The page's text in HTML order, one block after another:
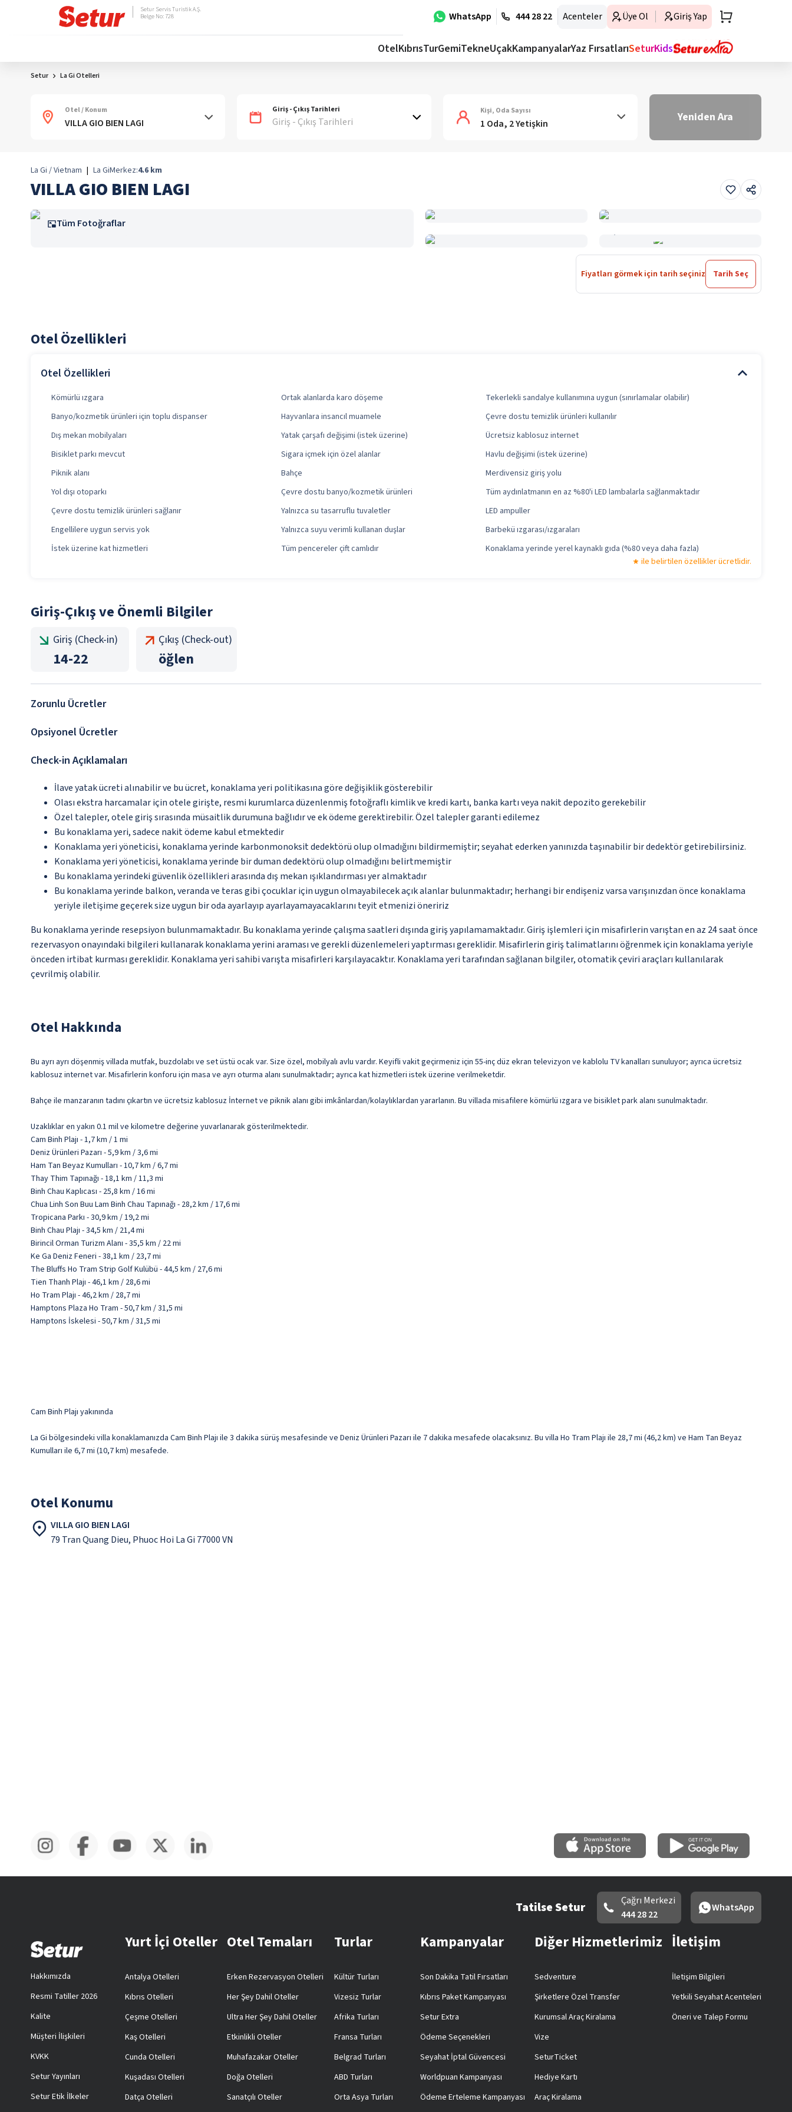
WhatsApp 444 28 22 Acenteler Üye Ol Giriş Yap
Setur Servis Turistik A.Ş.
Belge No: 728
OtelKıbrısTurGemiTekneUçakKampanyalarYaz FırsatlarıSeturKids
Setur La Gi Otelleri
Otel / Konum Giriş - Çıkış Tarihleri
Giriş - Çıkış Tarihleri
Kişi, Oda Sayısı
1 Oda, 2 Yetişkin Yeniden Ara
La Gi / Vietnam | La GiMerkez:4.6 km
VILLA GIO BIEN LAGI
Tüm Fotoğraflar
Fiyatları görmek için tarih seçiniz Tarih Seç
Otel Özellikleri
Otel Özellikleri
Kömürlü ızgara Ortak alanlarda karo döşeme
Tekerlekli sandalye kullanımına uygun (sınırlamalar olabilir)
Banyo/kozmetik ürünleri için toplu dispanser
Hayvanlara insancıl muamele
Çevre dostu temizlik ürünleri kullanılır
Dış mekan mobilyaları
Yatak çarşafı değişimi (istek üzerine)
Ücretsiz kablosuz internet
Bisiklet parkı mevcut
Sigara içmek için özel alanlar
Havlu değişimi (istek üzerine)
Piknik alanı
Bahçe
Merdivensiz giriş yolu
Yol dışı otoparkı
Çevre dostu banyo/kozmetik ürünleri
Tüm aydınlatmanın en az %80'i LED lambalarla sağlanmaktadır
Çevre dostu temizlik ürünleri sağlanır
Yalnızca su tasarruflu tuvaletler
LED ampuller
Engellilere uygun servis yok
Yalnızca suyu verimli kullanan duşlar
Barbekü ızgarası/ızgaraları
İstek üzerine kat hizmetleri
Tüm pencereler çift camlıdır
Konaklama yerinde yerel kaynaklı gıda (%80 veya daha fazla)
ile belirtilen özellikler ücretlidir.
Giriş-Çıkış ve Önemli Bilgiler
Giriş (Check-in)
14-22
Çıkış (Check-out)
öğlen
Zorunlu Ücretler
Opsiyonel Ücretler
Check-in Açıklamaları
İlave yatak ücreti alınabilir ve bu ücret, konaklama yeri politikasına göre değişiklik gösterebilir
Olası ekstra harcamalar için otele girişte, resmi kurumlarca düzenlenmiş fotoğraflı kimlik ve kredi kartı, banka kartı veya nakit depozito gerekebilir
Özel talepler, otele giriş sırasında müsaitlik durumuna bağlıdır ve ek ödeme gerektirebilir. Özel talepler garanti edilemez
Bu konaklama yeri, sadece nakit ödeme kabul etmektedir
Konaklama yeri yöneticisi, konaklama yerinde karbonmonoksit dedektörü olup olmadığını bildirmemiştir; seyahat ederken yanınızda taşınabilir bir dedektör getirebilirsiniz.
Konaklama yeri yöneticisi, konaklama yerinde bir duman dedektörü olup olmadığını belirtmemiştir
Bu konaklama yerindeki güvenlik özellikleri arasında dış mekan ışıklandırması yer almaktadır
Bu konaklama yerinde balkon, veranda ve teras gibi çocuklar için uygun olmayabilecek açık alanlar bulunmaktadır; herhangi bir endişeniz varsa varışınızdan önce konaklama
yeriyle iletişime geçerek size uygun bir oda ayarlayıp ayarlayamayacaklarını teyit etmenizi öneririz
Bu konaklama yerinde resepsiyon bulunmamaktadır. Bu konaklama yerinde çalışma saatleri dışında giriş yapılamamaktadır. Giriş işlemleri için misafirlerin varıştan en az 24 saat önce
rezervasyon onayındaki bilgileri kullanarak konaklama yerini araması ve gerekli düzenlemeleri yaptırması gereklidir. Misafirlerin giriş talimatlarını öğrenmek için konaklama yeriyle
önceden irtibat kurması gereklidir. Konaklama yeri sahibi varışta misafirleri karşılayacaktır. Konaklama yeri tarafından sağlanan bilgiler, otomatik çeviri araçları kullanılarak
çevrilmiş olabilir.
Otel Hakkında
Bu ayrı ayrı döşenmiş villada mutfak, buzdolabı ve set üstü ocak var. Size özel, mobilyalı avlu vardır. Keyifli vakit geçirmeniz için 55-inç düz ekran televizyon ve kablolu TV kanalları sunuluyor; ayrıca ücretsiz
kablosuz internet var. Misafirlerin konforu için masa ve ayrı oturma alanı sunulmaktadır; ayrıca kat hizmetleri istek üzerine verilmeketdir.
Bahçe ile manzaranın tadını çıkartın ve ücretsiz kablosuz İnternet ve piknik alanı gibi imkânlardan/kolaylıklardan yararlanın. Bu villada misafilere kömürlü ızgara ve bisiklet park alanı sunulmaktadır.
Uzaklıklar en yakın 0.1 mil ve kilometre değerine yuvarlanarak gösterilmektedir.
Cam Binh Plajı - 1,7 km / 1 mi
Deniz Ürünleri Pazarı - 5,9 km / 3,6 mi
Ham Tan Beyaz Kumulları - 10,7 km / 6,7 mi
Thay Thim Tapınağı - 18,1 km / 11,3 mi
Binh Chau Kaplıcası - 25,8 km / 16 mi
Chua Linh Son Buu Lam Binh Chau Tapınağı - 28,2 km / 17,6 mi
Tropicana Parkı - 30,9 km / 19,2 mi
Binh Chau Plajı - 34,5 km / 21,4 mi
Birincil Orman Turizm Alanı - 35,5 km / 22 mi
Ke Ga Deniz Feneri - 38,1 km / 23,7 mi
The Bluffs Ho Tram Strip Golf Kulübü - 44,5 km / 27,6 mi
Tien Thanh Plajı - 46,1 km / 28,6 mi
Ho Tram Plajı - 46,2 km / 28,7 mi
Hamptons Plaza Ho Tram - 50,7 km / 31,5 mi
Hamptons İskelesi - 50,7 km / 31,5 mi
Cam Binh Plajı yakınında
La Gi bölgesindeki villa konaklamanızda Cam Binh Plajı ile 3 dakika sürüş mesafesinde ve Deniz Ürünleri Pazarı ile 7 dakika mesafede olacaksınız. Bu villa Ho Tram Plajı ile 28,7 mi (46,2 km) ve Ham Tan Beyaz
Kumulları ile 6,7 mi (10,7 km) mesafede.
Otel Konumu
VILLA GIO BIEN LAGI
79 Tran Quang Dieu, Phuoc Hoi La Gi 77000 VN
Tatilse Setur
Çağrı Merkezi
444 28 22
WhatsApp
Hakkımızda
Resmi Tatiller 2026
Kalite
Müşteri İlişkileri
KVKK
Setur Yayınları
Setur Etik İlkeler
Yurt İçi Oteller
Antalya Otelleri
Kıbrıs Otelleri
Çeşme Otelleri
Kaş Otelleri
Cunda Otelleri
Kuşadası Otelleri
Datça Otelleri
Otel Temaları
Erken Rezervasyon Otelleri
Her Şey Dahil Oteller
Ultra Her Şey Dahil Oteller
Etkinlikli Oteller
Muhafazakar Oteller
Doğa Otelleri
Sanatçılı Oteller
Turlar
Kültür Turları
Vizesiz Turlar
Afrika Turları
Fransa Turları
Belgrad Turları
ABD Turları
Orta Asya Turları
Kampanyalar
Son Dakika Tatil Fırsatları
Kıbrıs Paket Kampanyası
Setur Extra
Ödeme Seçenekleri
Seyahat İptal Güvencesi
Worldpuan Kampanyası
Ödeme Erteleme Kampanyası
Diğer Hizmetlerimiz
Sedventure
Şirketlere Özel Transfer
Kurumsal Araç Kiralama
Vize
SeturTicket
Hediye Kartı
Araç Kiralama
İletişim
İletişim Bilgileri
Yetkili Seyahat Acenteleri
Öneri ve Talep Formu